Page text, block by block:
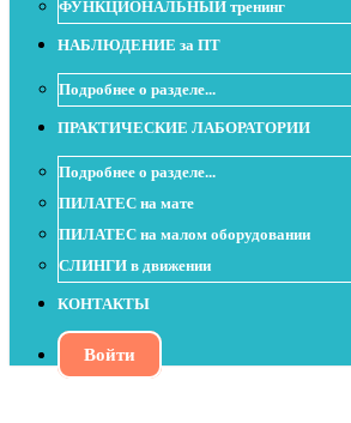
ФУНКЦИОНАЛЬНЫЙ тренинг
НАБЛЮДЕНИЕ за ПТ
Подробнее о разделе...
ПРАКТИЧЕСКИЕ ЛАБОРАТОРИИ
Подробнее о разделе...
ПИЛАТЕС на мате
ПИЛАТЕС на малом оборудовании
СЛИНГИ в движении
КОНТАКТЫ
Войти